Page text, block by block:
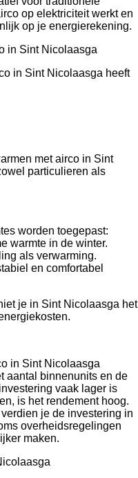
op elektriciteit werkt en
op je energierekening.
in Sint Nicolaasga
in Sint Nicolaasga heeft
met airco in Sint
particulieren als
worden toegepast:
warmte in de winter.
als verwarming.
en comfortabel
je in Sint Nicolaasga het
in Sint Nicolaasga
aantal binnenunits en de
vaak lager is
is het rendement hoog.
je de investering in
overheidsregelingen
maken.